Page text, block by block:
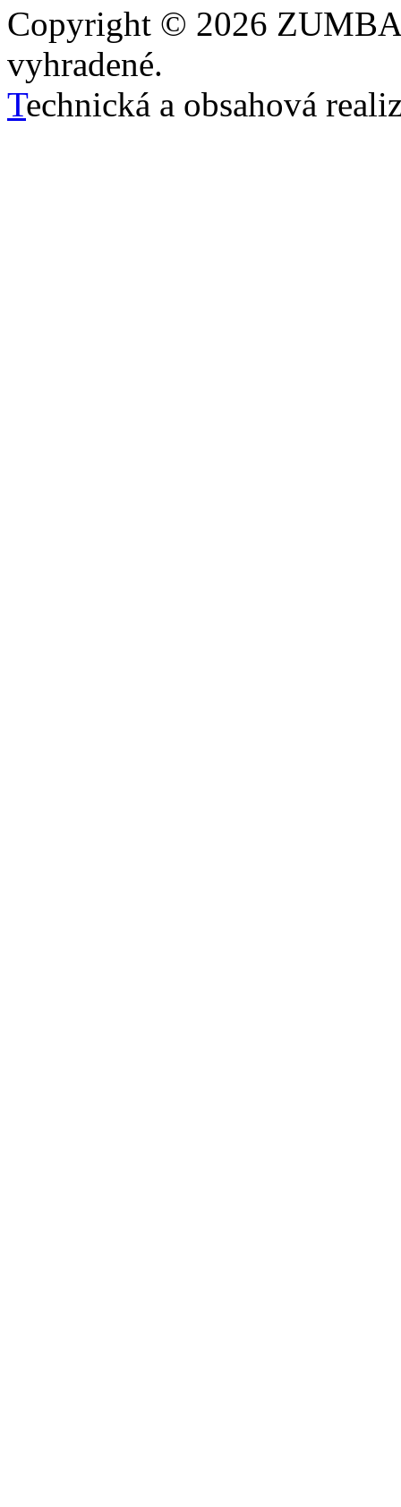
Copyright © 2026
vyhradené.
Technická a obsahová